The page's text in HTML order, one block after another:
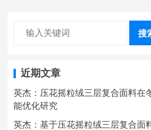
搜
近期文章
英杰：压花摇粒绒三层复合面料在
能优化研究
英杰：基于压花摇粒绒三层复合面